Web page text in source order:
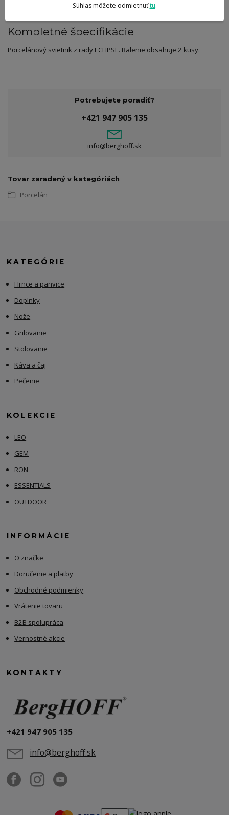
Kompletné špecifikácie
Porcelánový svietnik z rady ECLIPSE. Balenie obsahuje 2 kusy.
Potrebujete poradiť?
+421 947 905 135
info@berghoff.sk
Tovar zaradený v kategóriách
Porcelán
KATEGÓRIE
Hrnce a panvice
Doplnky
Nože
Grilovanie
Stolovanie
Káva a čaj
Pečenie
KOLEKCIE
LEO
GEM
RON
ESSENTIALS
OUTDOOR
INFORMÁCIE
O značke
Doručenie a platby
Obchodné podmienky
Vrátenie tovaru
B2B spolupráca
Vernostné akcie
KONTAKTY
+421 947 905 135
info@berghoff.sk
Súhlas môžete odmietnuťtu.